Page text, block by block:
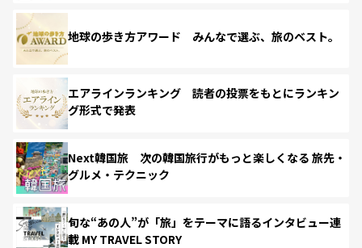
地球の歩き方アワード みんなで選ぶ、旅のベスト。
エアラインランキング 読者の投票をもとにランキン
グ形式で発表
Next韓国旅 次の韓国旅行がもっと楽しくなる 旅先・
グルメ・テクニック
旬な“あの人”が「旅」をテーマに語るインタビュー連
載 MY TRAVEL STORY